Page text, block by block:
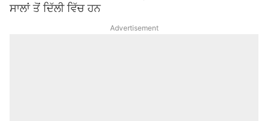
ਸਾਲਾਂ ਤੋਂ ਦਿੱਲੀ ਵਿੱਚ ਹਨ
Advertisement